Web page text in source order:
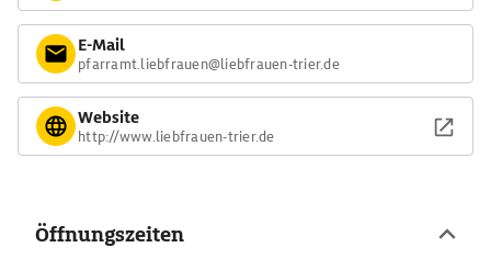
E-Mail
pfarramt.liebfrauen@liebfrauen-trier.de
Website
http://www.liebfrauen-trier.de
Öffnungszeiten